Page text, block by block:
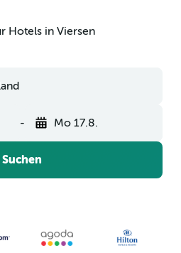
Hotels in Viersen
- Mo 17.8.
Suchen